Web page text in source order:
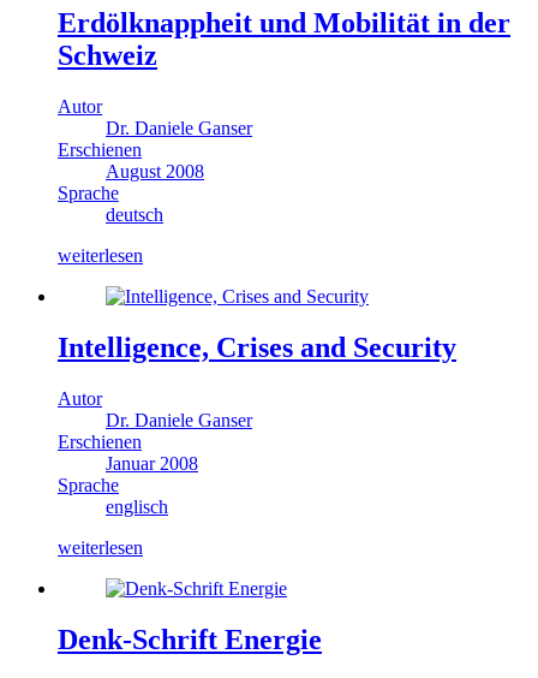
Erdölknappheit und Mobilität in der
Schweiz
Autor
Dr. Daniele Ganser
Erschienen
August 2008
Sprache
deutsch
weiterlesen
Intelligence, Crises and Security
Autor
Dr. Daniele Ganser
Erschienen
Januar 2008
Sprache
englisch
weiterlesen
Denk-Schrift Energie